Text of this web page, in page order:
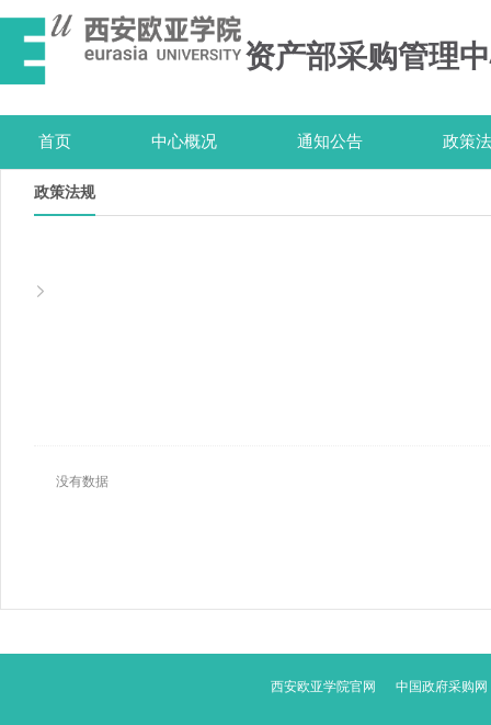
资产部采购管理
首页 中心概况 通知公告 政策
政策法规
没有数据
西安欧亚学院官网 中国政府采购网